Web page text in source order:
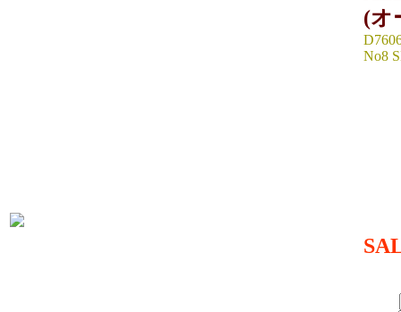
(オ
No8